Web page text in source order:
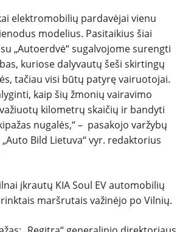
elektromobilių pardavėjai vienu
modelius. Pasitaikius šiai
„Autoerdvė“ sugalvojome surengti
kuriose dalyvautų šeši skirtingų
tačiau visi būtų patyrę vairuotojai.
kaip šių žmonių vairavimo
kilometrų skaičių ir bandyti
nugalės,“ – pasakojo varžybų
Bild Lietuva“ vyr. redaktorius
įkrautų KIA Soul EV automobilių
maršrutais važinėjo po Vilnių.